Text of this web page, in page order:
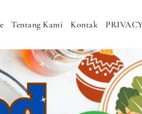
MURAH, NASI KOTAK SEHAT,
Tentang Kami Kontak